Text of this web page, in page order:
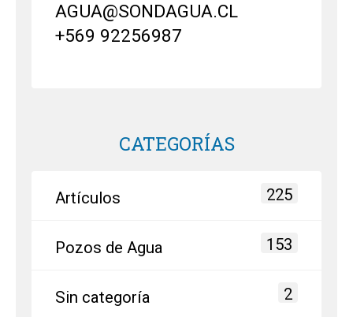
AGUA@SONDAGUA.CL
+569 92256987
CATEGORÍAS
Artículos 225
Pozos de Agua 153
Sin categoría 2